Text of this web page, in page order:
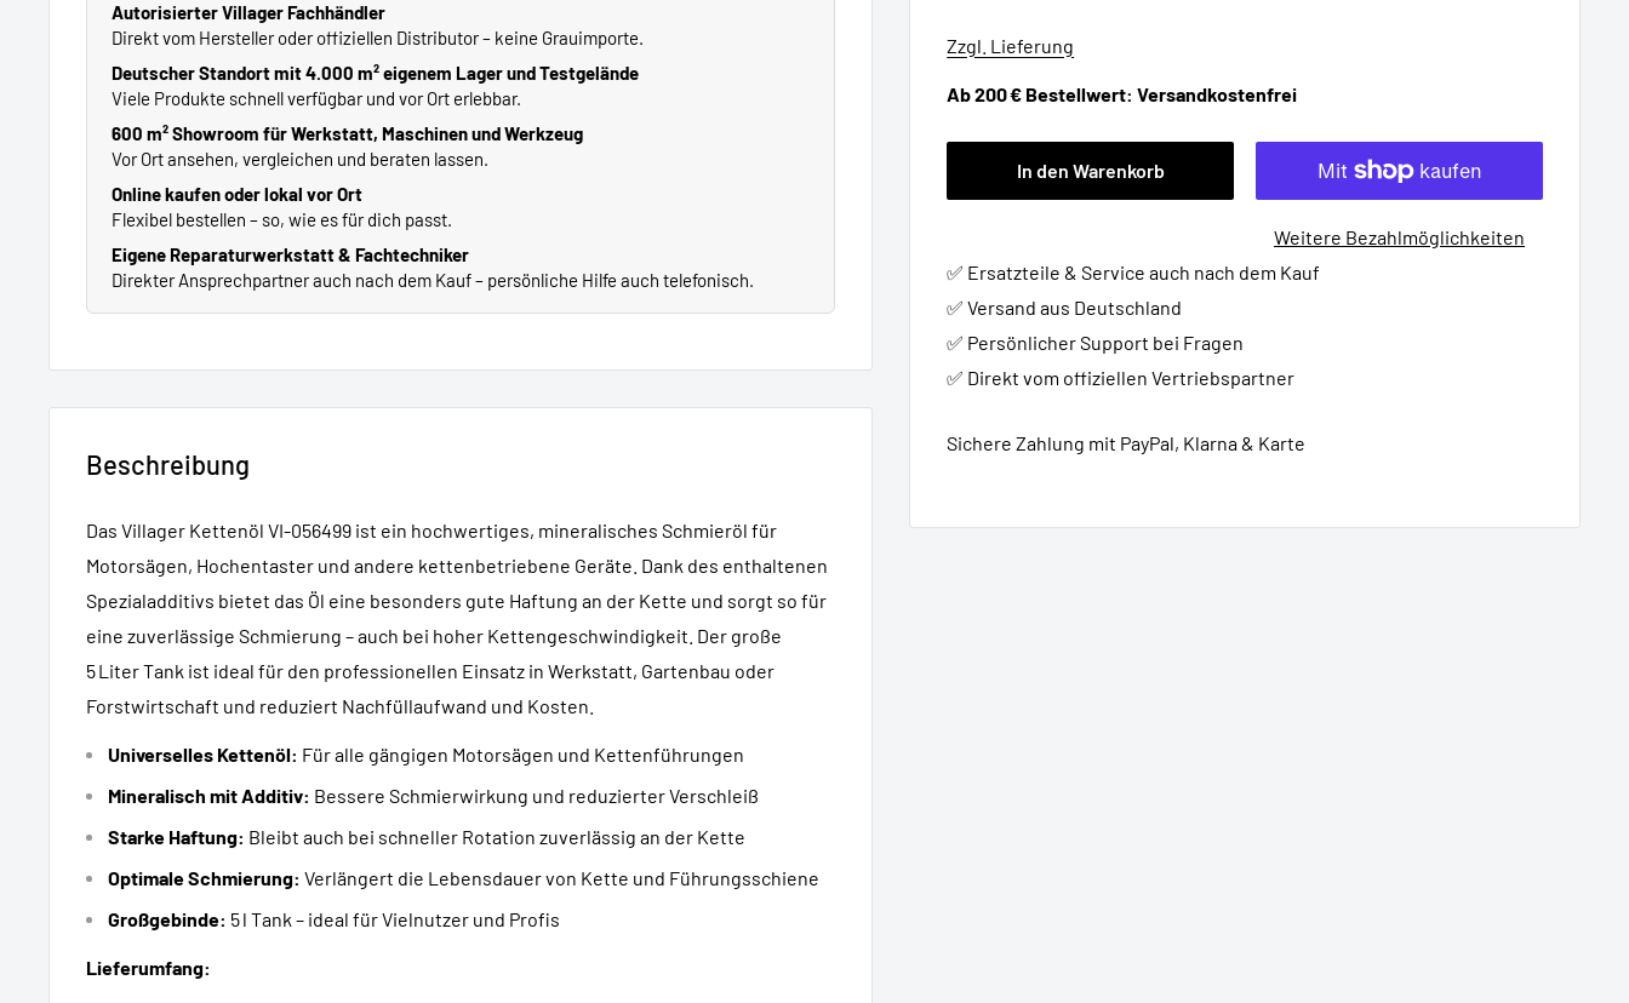
Zzgl. Lieferung
Ab 200 € Bestellwert: Versandkostenfrei
In den Warenkorb
Weitere Bezahlmöglichkeiten
✅ Ersatzteile & Service auch nach dem Kauf
✅ Versand aus Deutschland
✅ Persönlicher Support bei Fragen
✅ Direkt vom offiziellen Vertriebspartner
Sichere Zahlung mit PayPal, Klarna & Karte
Autorisierter Villager Fachhändler
Direkt vom Hersteller oder offiziellen Distributor – keine Grauimporte.
Deutscher Standort mit 4.000 m² eigenem Lager und Testgelände
Viele Produkte schnell verfügbar und vor Ort erlebbar.
600 m² Showroom für Werkstatt, Maschinen und Werkzeug
Vor Ort ansehen, vergleichen und beraten lassen.
Online kaufen oder lokal vor Ort
Flexibel bestellen – so, wie es für dich passt.
Eigene Reparaturwerkstatt & Fachtechniker
Direkter Ansprechpartner auch nach dem Kauf – persönliche Hilfe auch telefonisch.
Beschreibung
Das Villager Kettenöl VI-056499 ist ein hochwertiges, mineralisches Schmieröl für
Motorsägen, Hochentaster und andere kettenbetriebene Geräte. Dank des enthaltenen
Spezialadditivs bietet das Öl eine besonders gute Haftung an der Kette und sorgt so für
eine zuverlässige Schmierung – auch bei hoher Kettengeschwindigkeit. Der große
5 Liter Tank ist ideal für den professionellen Einsatz in Werkstatt, Gartenbau oder
Forstwirtschaft und reduziert Nachfüllaufwand und Kosten.
Universelles Kettenöl: Für alle gängigen Motorsägen und Kettenführungen
Mineralisch mit Additiv: Bessere Schmierwirkung und reduzierter Verschleiß
Starke Haftung: Bleibt auch bei schneller Rotation zuverlässig an der Kette
Optimale Schmierung: Verlängert die Lebensdauer von Kette und Führungsschiene
Großgebinde: 5 l Tank – ideal für Vielnutzer und Profis
Lieferumfang: